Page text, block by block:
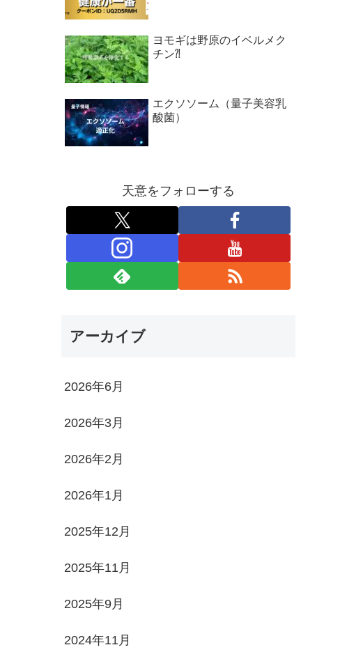
ヨモギは野原のイベルメク
チン⁈
エクソソーム（量子美容乳
酸菌）
天意をフォローする
アーカイブ
2026年6月
2026年3月
2026年2月
2026年1月
2025年12月
2025年11月
2025年9月
2024年11月